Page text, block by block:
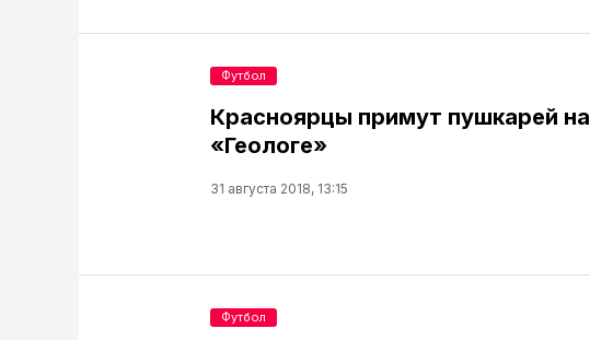
Красноярцы примут пушкарей на
«Геологе»
31 августа 2018, 13:15
Футбол
Футбол